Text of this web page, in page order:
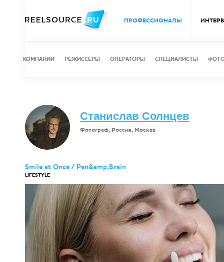
ПРОФЕССИОНАЛЫ
КОМПАНИИ РЕЖИССЕРЫ ОПЕРАТОРЫ СПЕЦИАЛИСТЫ
Станислав Солнцев
Фотограф, Россия, Москва
Smile at Once / Pen&amp;Brain
LIFESTYLE